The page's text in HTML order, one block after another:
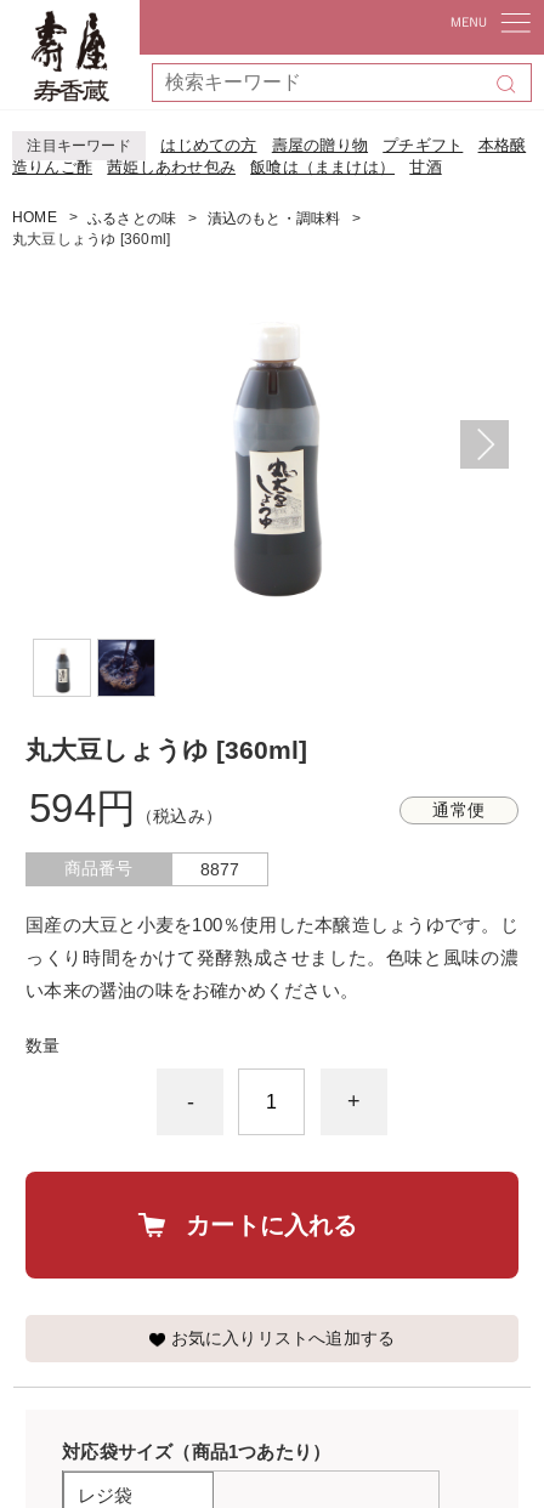
注目キーワード はじめての方 壽屋の贈り物 プチギフト
本格醸
造りんご酢
茜姫しあわせ包み 飯喰は（ままけは） 甘酒
HOME ふるさとの味
漬込のもと・調味料
丸大豆しょうゆ [360ml]
丸大豆しょうゆ [360ml]
通常便
594円 （税込み）
商品番号 8877
国産の大豆と小麦を100％使用した本醸造しょうゆです。じ
っくり時間をかけて発酵熟成させました。色味と風味の濃
い本来の醤油の味をお確かめください。
数量
- +
カートに入れる
お気に入りリストへ追加する
対応袋サイズ（商品1つあたり）
レジ袋